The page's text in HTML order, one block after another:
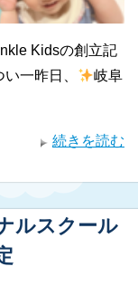
Kidsの創立記
一昨日、
岐阜
続きを読む
ルスクール